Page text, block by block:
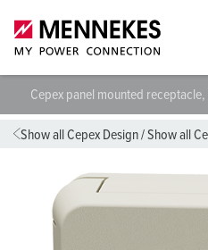
Cepex panel mounted receptacle,
Show all Cepex Design/Show all